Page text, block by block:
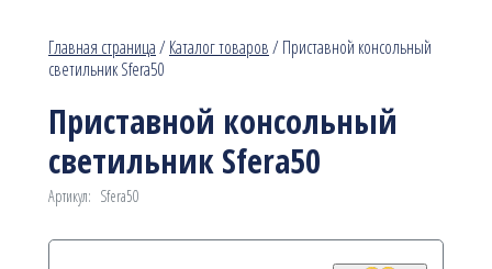
Главная страница/Каталог товаров/Приставной консольный
светильник Sfera50
Приставной консольный
светильник Sfera50
Артикул: Sfera50